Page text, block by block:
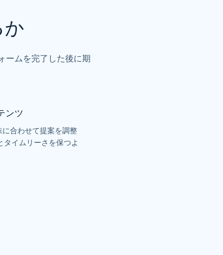
ームを完了した後に期
ンツ
合わせて提案を調整
イムリーさを保つよ